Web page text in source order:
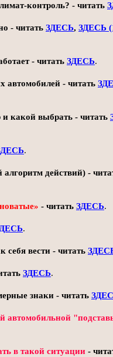
контроль? - читать
- читать ЗДЕСЬ, ЗДЕСЬ
- читать ЗДЕСЬ.
автомобилей - читать
и какой выбрать - читать
.
действий) -
- читать ЗДЕСЬ.
.
себя вести - читать
ЗДЕСЬ.
знаки - читать
автомобильной
в такой ситуации -